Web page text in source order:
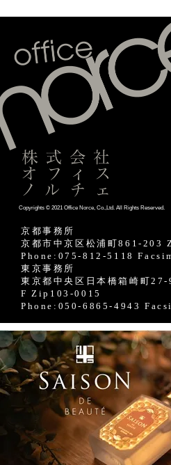
Copyrights © 2021 Office Norce, Co.,Ltd. All Rights Reserved.
京都事務所
京都市中京区松浦町861-203
Phone:075-812-5118
東京事務所
東京都中央区日本橋箱崎町27-
F Zip103-0015
Phone:050-6865-4943